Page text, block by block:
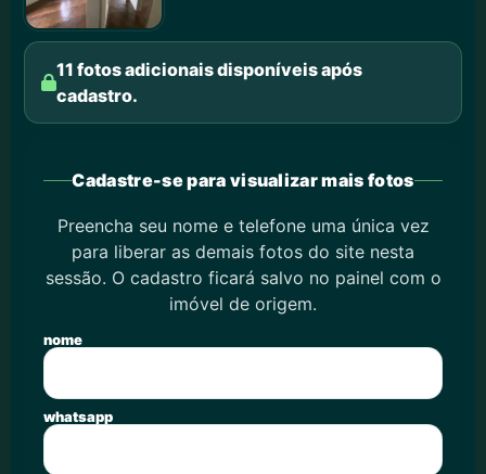
11 fotos adicionais disponíveis após
cadastro.
Cadastre-se para visualizar mais fotos
Preencha seu nome e telefone uma única vez
para liberar as demais fotos do site nesta
sessão. O cadastro ficará salvo no painel com o
imóvel de origem.
nome
whatsapp